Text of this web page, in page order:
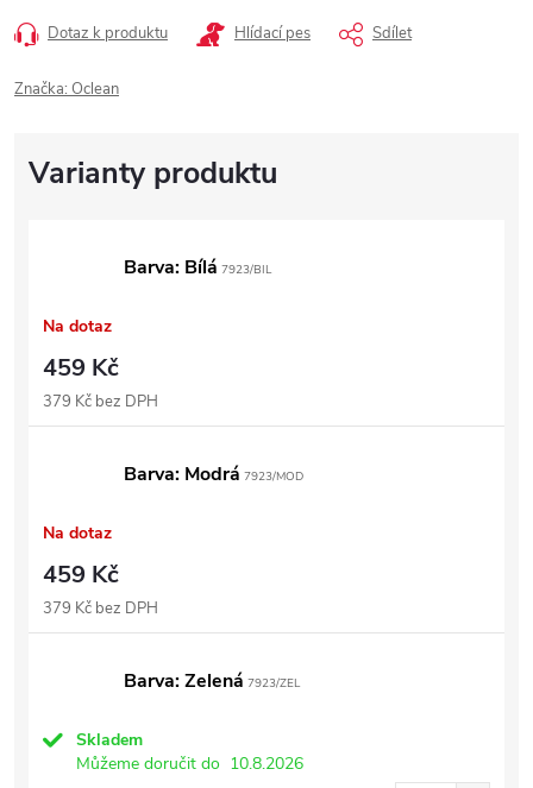
Dotaz k produktu Hlídací pes Sdílet
Značka: Oclean
Barva: Bílá 7923/BIL
Na dotaz
459 Kč
379 Kč bez DPH
Barva: Modrá 7923/MOD
Na dotaz
459 Kč
379 Kč bez DPH
Barva: Zelená 7923/ZEL
Skladem
Můžeme doručit do 10.8.2026